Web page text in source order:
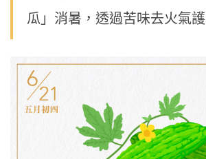
瓜」消暑，透過苦味去火氣護